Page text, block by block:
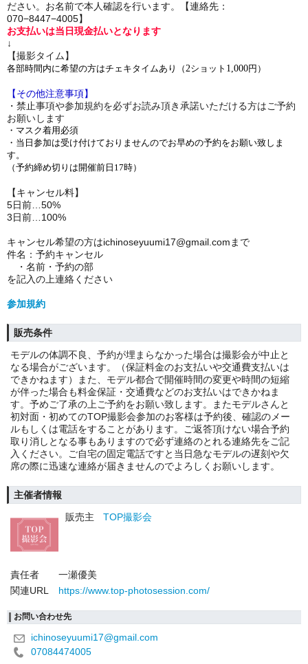
ださい。お名前で本人確認を行います。【連絡先：
070−8447−4005】
お支払いは当日現金払いとなります
↓
【撮影タイム】
各部時間内に希望の方はチェキタイムあり（2ショット 1,000円）
【その他注意事項】
・禁止事項や参加規約を必ずお読み頂き承諾いただける方はご予約
お願いします
・マスク着用必須
・当日参加は受け付けておりませんのでお早めの予約をお願い致しま
す。
（予約締め切りは開催前日 17時）
【キャンセル料】
5日前…50%
3日前…100%
キャンセル希望の方はichinoseyuumi17@gmail.comまで
件名：予約キャンセル
・名前・予約の部
を記入の上連絡ください
参加規約
販売条件
モデルの体調不良、予約が埋まらなかった場合は撮影会が中止と
なる場合がございます。（保証料金のお支払いや交通費支払いは
できかねます）また、モデル都合で開催時間の変更や時間の短縮
が伴った場合も料金保証・交通費などのお支払いはできかねま
す。予めご了承の上ご予約をお願い致します。またモデルさんと
初対面・初めてのTOP撮影会参加のお客様は予約後、確認のメー
ルもしくは電話をすることがあります。ご返答頂けない場合予約
取り消しとなる事もありますので必ず連絡のとれる連絡先をご記
入ください。ご自宅の固定電話ですと当日急なモデルの遅刻や欠
席の際に迅速な連絡が届きませんのでよろしくお願いします。
主催者情報
販売主
TOP撮影会
責任者
一瀬優美
関連URL
https://www.top-photosession.com/
お問い合わせ先
ichinoseyuumi17@gmail.com
07084474005